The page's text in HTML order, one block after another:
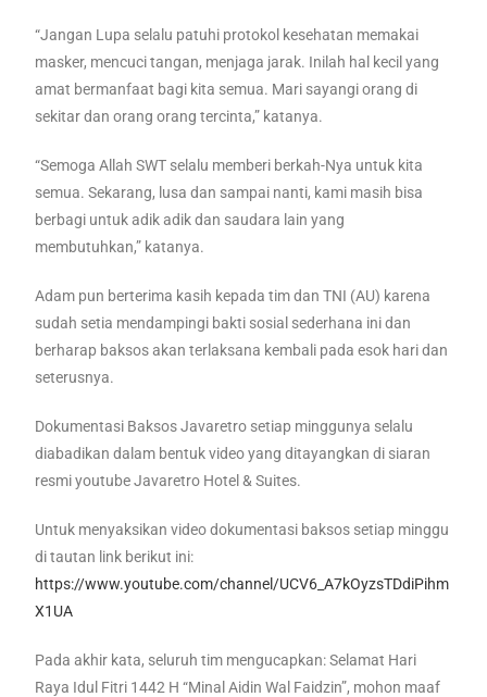
“Jangan Lupa selalu patuhi protokol kesehatan memakai
masker, mencuci tangan, menjaga jarak. Inilah hal kecil yang
amat bermanfaat bagi kita semua. Mari sayangi orang di
sekitar dan orang orang tercinta,” katanya.
“Semoga Allah SWT selalu memberi berkah-Nya untuk kita
semua. Sekarang, lusa dan sampai nanti, kami masih bisa
berbagi untuk adik adik dan saudara lain yang
membutuhkan,” katanya.
Adam pun berterima kasih kepada tim dan TNI (AU) karena
sudah setia mendampingi bakti sosial sederhana ini dan
berharap baksos akan terlaksana kembali pada esok hari dan
seterusnya.
Dokumentasi Baksos Javaretro setiap minggunya selalu
diabadikan dalam bentuk video yang ditayangkan di siaran
resmi youtube Javaretro Hotel & Suites.
Untuk menyaksikan video dokumentasi baksos setiap minggu
di tautan link berikut ini:
https://www.youtube.com/channel/UCV6_A7kOyzsTDdiPihm
X1UA
Pada akhir kata, seluruh tim mengucapkan: Selamat Hari
Raya Idul Fitri 1442 H “Minal Aidin Wal Faidzin”, mohon maaf